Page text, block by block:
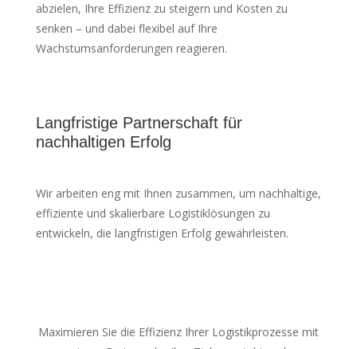
abzielen, Ihre Effizienz zu steigern und Kosten zu
senken – und dabei flexibel auf Ihre
Wachstumsanforderungen reagieren.
Langfristige Partnerschaft für
nachhaltigen Erfolg
Wir arbeiten eng mit Ihnen zusammen, um nachhaltige,
effiziente und skalierbare Logistiklösungen zu
entwickeln, die langfristigen Erfolg gewährleisten.
Maximieren Sie die Effizienz Ihrer Logistikprozesse mit